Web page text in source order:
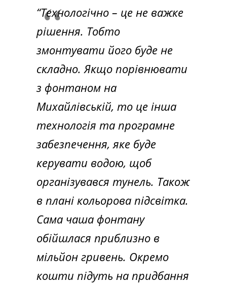
“Технологічно – це не важке
рішення. Тобто
змонтувати його буде не
складно. Якщо порівнювати
з фонтаном на
Михайлівській, то це інша
технологія та програмне
забезпечення, яке буде
керувати водою, щоб
організувався тунель. Також
в плані кольорова підсвітка.
Сама чаша фонтану
обійшлася приблизно в
мільйон гривень. Окремо
кошти підуть на придбання